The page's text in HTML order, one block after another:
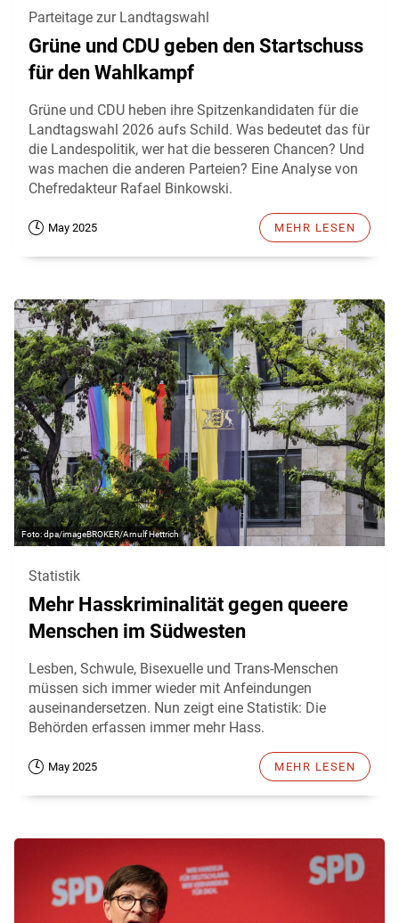
Parteitage zur Landtagswahl
Grüne und CDU geben den Startschuss
für den Wahlkampf
Grüne und CDU heben ihre Spitzenkandidaten für die
Landtagswahl 2026 aufs Schild. Was bedeutet das für
die Landespolitik, wer hat die besseren Chancen? Und
was machen die anderen Parteien? Eine Analyse von
Chefredakteur Rafael Binkowski.
May 2025 MEHR LESEN
dpa/imageBROKER/Arnulf Hettrich
Statistik
Mehr Hasskriminalität gegen queere
Menschen im Südwesten
Lesben, Schwule, Bisexuelle und Trans-Menschen
müssen sich immer wieder mit Anfeindungen
auseinandersetzen. Nun zeigt eine Statistik: Die
Behörden erfassen immer mehr Hass.
May 2025 MEHR LESEN